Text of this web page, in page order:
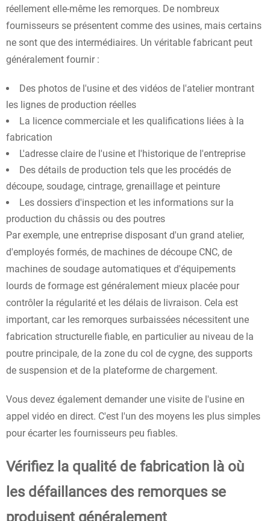
réellement elle-même les remorques. De nombreux
fournisseurs se présentent comme des usines, mais certains
ne sont que des intermédiaires. Un véritable fabricant peut
généralement fournir :
Des photos de l'usine et des vidéos de l'atelier montrant
les lignes de production réelles
La licence commerciale et les qualifications liées à la
fabrication
L'adresse claire de l'usine et l'historique de l'entreprise
Des détails de production tels que les procédés de
découpe, soudage, cintrage, grenaillage et peinture
Les dossiers d'inspection et les informations sur la
production du châssis ou des poutres
Par exemple, une entreprise disposant d'un grand atelier,
d'employés formés, de machines de découpe CNC, de
machines de soudage automatiques et d'équipements
lourds de formage est généralement mieux placée pour
contrôler la régularité et les délais de livraison. Cela est
important, car les remorques surbaissées nécessitent une
fabrication structurelle fiable, en particulier au niveau de la
poutre principale, de la zone du col de cygne, des supports
de suspension et de la plateforme de chargement.
Vous devez également demander une visite de l'usine en
appel vidéo en direct. C'est l'un des moyens les plus simples
pour écarter les fournisseurs peu fiables.
Vérifiez la qualité de fabrication là où
les défaillances des remorques se
produisent généralement